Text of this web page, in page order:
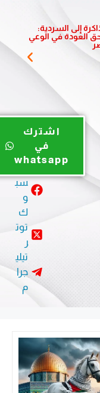
إلى السردية:
في الوعي
يو
ب
سب
و
توت
ر
تيلي
جرا
م
اشترك
في
whatsapp